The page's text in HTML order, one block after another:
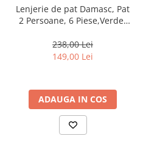
Lenjerie de pat Damasc, Pat
2 Persoane, 6 Piese,Verde-
238,00 Lei
149,00 Lei
ADAUGA IN COS